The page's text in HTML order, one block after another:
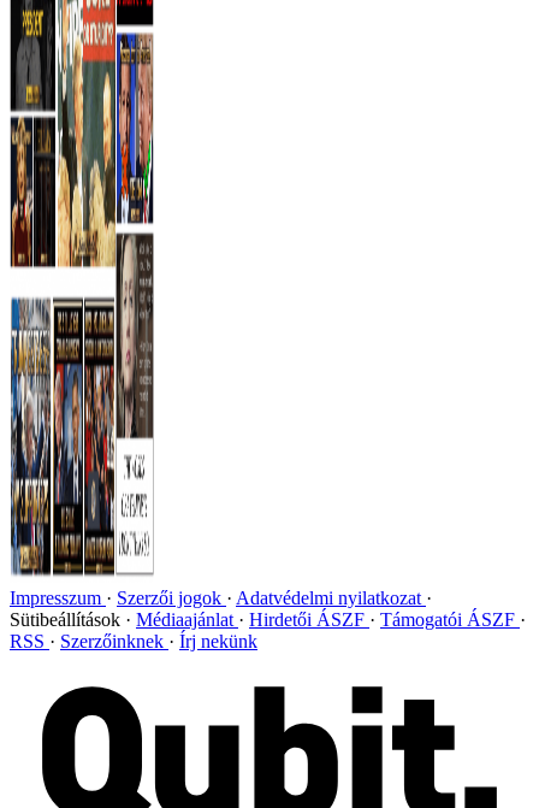
Impresszum Szerzői jogok
Adatvédelmi nyilatkozat
Sütibeállítások
Médiaajánlat Hirdetői ÁSZF
Támogatói ÁSZF
RSS
Szerzőinknek Írj nekünk